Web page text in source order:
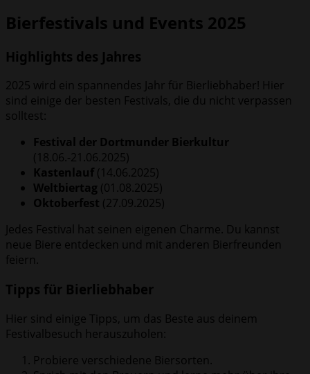
Bierfestivals und Events 2025
Highlights des Jahres
2025 wird ein spannendes Jahr für Bierliebhaber! Hier
sind einige der besten Festivals, die du nicht verpassen
solltest:
Festival der Dortmunder Bierkultur
(18.06.-21.06.2025)
Kastenlauf (14.06.2025)
Weltbiertag (01.08.2025)
Oktoberfest (27.09.2025)
Jedes Festival hat seinen eigenen Charme. Du kannst
neue Biere entdecken und mit anderen Bierfreunden
feiern.
Tipps für Bierliebhaber
Hier sind einige Tipps, um das Beste aus deinem
Festivalbesuch herauszuholen:
Probiere verschiedene Biersorten.